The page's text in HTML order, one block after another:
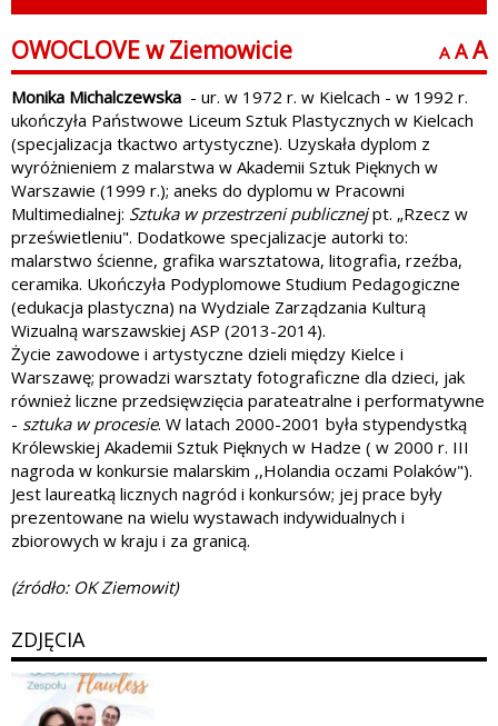
OWOCLOVE w Ziemowicie A A A
Monika Michalczewska - ur. w 1972 r. w Kielcach - w 1992 r.
ukończyła Państwowe Liceum Sztuk Plastycznych w Kielcach
(specjalizacja tkactwo artystyczne). Uzyskała dyplom z
wyróżnieniem z malarstwa w Akademii Sztuk Pięknych w
Warszawie (1999 r.); aneks do dyplomu w Pracowni
Multimedialnej: Sztuka w przestrzeni publicznejpt. „Rzecz w
prześwietleniu". Dodatkowe specjalizacje autorki to:
malarstwo ścienne, grafika warsztatowa, litografia, rzeźba,
ceramika. Ukończyła Podyplomowe Studium Pedagogiczne
(edukacja plastyczna) na Wydziale Zarządzania Kulturą
Wizualną warszawskiej ASP (2013-2014).
Życie zawodowe i artystyczne dzieli między Kielce i
Warszawę; prowadzi warsztaty fotograficzne dla dzieci, jak
również liczne przedsięwzięcia parateatralne i performatywne
- sztuka w procesie. W latach 2000-2001 była stypendystką
Królewskiej Akademii Sztuk Pięknych w Hadze ( w 2000 r. III
nagroda w konkursie malarskim ,,Holandia oczami Polaków").
Jest laureatką licznych nagród i konkursów; jej prace były
prezentowane na wielu wystawach indywidualnych i
zbiorowych w kraju i za granicą.
(źródło: OK Ziemowit)
ZDJĘCIA